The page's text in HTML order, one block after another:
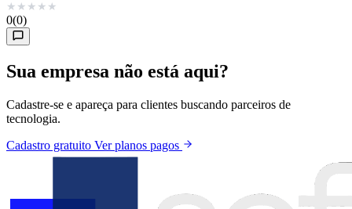
★ ★ ★ ★ ★
0(0)
Sua empresa não está aqui?
Cadastre-se e apareça para clientes buscando parceiros de
tecnologia.
Cadastro gratuito Ver planos pagos